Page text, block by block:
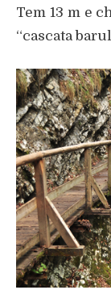
Tem 13 m e
“cascata